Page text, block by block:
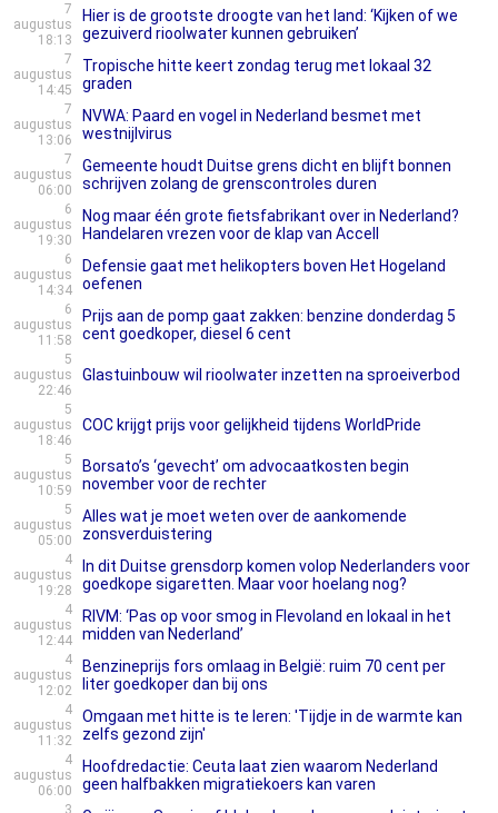
7
augustus
18:13
Hier is de grootste droogte van het land: ‘Kijken of we
gezuiverd rioolwater kunnen gebruiken’
7
augustus
14:45
Tropische hitte keert zondag terug met lokaal 32
graden
7
augustus
13:06
NVWA: Paard en vogel in Nederland besmet met
westnijlvirus
7
augustus
06:00
Gemeente houdt Duitse grens dicht en blijft bonnen
schrijven zolang de grenscontroles duren
6
augustus
19:30
Nog maar één grote fietsfabrikant over in Nederland?
Handelaren vrezen voor de klap van Accell
6
augustus
14:34
Defensie gaat met helikopters boven Het Hogeland
oefenen
6
augustus
11:58
Prijs aan de pomp gaat zakken: benzine donderdag 5
cent goedkoper, diesel 6 cent
5
augustus
22:46
Glastuinbouw wil rioolwater inzetten na sproeiverbod
5
augustus
18:46
COC krijgt prijs voor gelijkheid tijdens WorldPride
5
augustus
10:59
Borsato’s ‘gevecht’ om advocaatkosten begin
november voor de rechter
5
augustus
05:00
Alles wat je moet weten over de aankomende
zonsverduistering
4
augustus
19:28
In dit Duitse grensdorp komen volop Nederlanders voor
goedkope sigaretten. Maar voor hoelang nog?
4
augustus
12:44
RIVM: ‘Pas op voor smog in Flevoland en lokaal in het
midden van Nederland’
4
augustus
12:02
Benzineprijs fors omlaag in België: ruim 70 cent per
liter goedkoper dan bij ons
4
augustus
11:32
Omgaan met hitte is te leren: 'Tijdje in de warmte kan
zelfs gezond zijn'
4
augustus
06:00
Hoofdredactie: Ceuta laat zien waarom Nederland
geen halfbakken migratiekoers kan varen
3